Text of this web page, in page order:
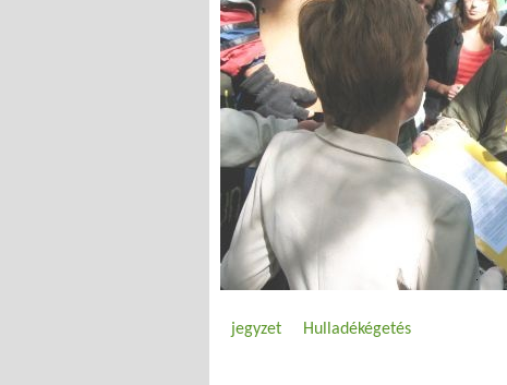
jegyzet Hulladékégetés